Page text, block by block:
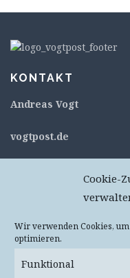
Cookie-
Wir verwenden Cookies,
optimieren.
Funktional
KONTAKT
Andreas Vogt
vogtpost.de
Kurt-Schumacher-
67663 Kaiserslautern
Keine Pakete oder
verweigert!